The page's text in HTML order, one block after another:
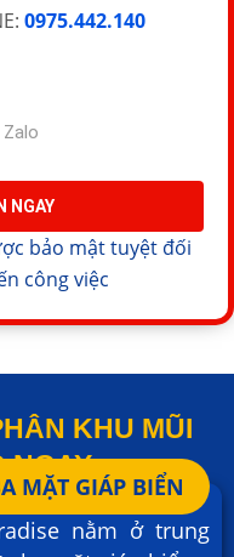
0975.442.140
NGAY
bảo mật tuyệt đối
công việc
KHU MŨI
NGAY
MẶT GIÁP BIỂN
nằm ở trung